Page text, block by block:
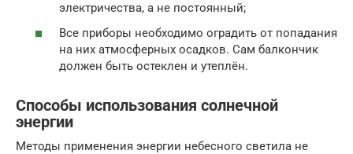
электричества, а не постоянный;
Все приборы необходимо оградить от попадания
на них атмосферных осадков. Сам балкончик
должен быть остеклен и утеплён.
Способы использования солнечной
энергии
Методы применения энергии небесного светила не